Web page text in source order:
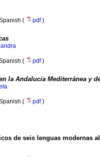
( pdf)
( pdf)
la Andalucía Mediterránea y
( pdf)
de seis lenguas modernas